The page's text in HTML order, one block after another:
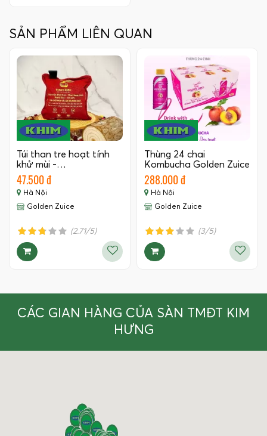
SẢN PHẨM LIÊN QUAN
Túi than tre hoạt tính
khử mùi -…
47.500 đ
Hà Nội
Golden Zuice
(2.71/5)
Thùng 24 chai
Kombucha Golden Zuice
350 ML
288.000 đ
Hà Nội
Golden Zuice
(3/5)
CÁC GIAN HÀNG CỦA SÀN TMĐT KIM
HƯNG